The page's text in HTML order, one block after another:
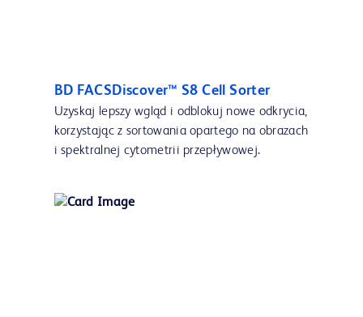
BD FACSDiscover™ S8 Cell Sorter
Uzyskaj lepszy wgląd i odblokuj nowe odkrycia,
korzystając z sortowania opartego na obrazach
i spektralnej cytometrii przepływowej.